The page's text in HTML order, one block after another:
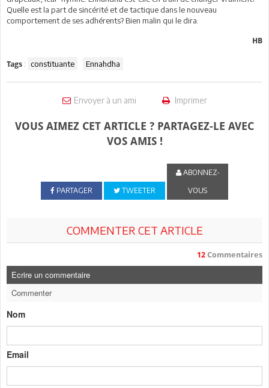
Quelle est la part de sincérité et de tactique dans le nouveau
comportement de ses adhérents? Bien malin qui le dira.
HB
Tags : constituante Ennahdha
Envoyer à un ami Imprimer
VOUS AIMEZ CET ARTICLE ? PARTAGEZ-LE AVEC
VOS AMIS !
PARTAGER TWEETER
ABONNEZ-
VOUS
COMMENTER CET ARTICLE
12 Commentaires
Ecrire un commentaire
Commenter
Nom
Email